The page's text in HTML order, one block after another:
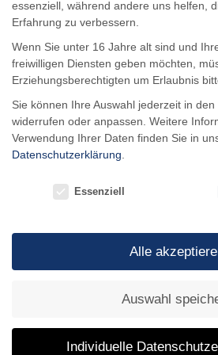
Medizinstudenten
Die Akademie für
Psychotherapie (APM) e.
essenziell, während andere uns helfen,
Erfahrung zu verbessern.
Wenn Sie unter 16 Jahre alt sind und
freiwilligen Diensten geben möchten,
Erziehungsberechtigten um Erlaubnis
Sie können Ihre Auswahl jederzeit in den
widerrufen oder anpassen. Weitere
Verwendung Ihrer Daten finden Sie in
Datenschutzerklärung
Essenziell
Alle
Auswahl
Individuelle